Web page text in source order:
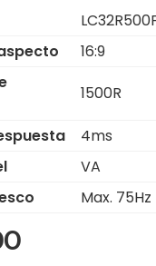
16:9
1500R
4ms
VA
Max. 75Hz